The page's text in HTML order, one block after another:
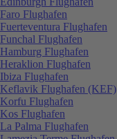
Faro Flughafen
Fuerteventura Flughafen
Funchal Flughafen
Hamburg Flughafen
Heraklion Flughafen
Ibiza Flughafen
Keflavik Flughafen (KEF)
Korfu Flughafen
Kos Flughafen
La Palma Flughafen